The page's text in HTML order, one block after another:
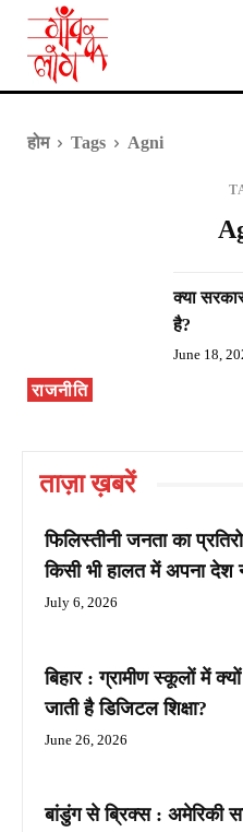
होम Tags Agni
राजनीति
क्या
है?
June 18,
ताज़ा ख़बरें
फिलिस्तीनी जनता का
किसी भी हालत में अपना देश
July 6, 2026
बिहार : ग्रामीण स्कूलों में
जाती है डिजिटल शिक्षा?
June 26, 2026
बांडुंग से ब्रिक्स : अमेरिकी